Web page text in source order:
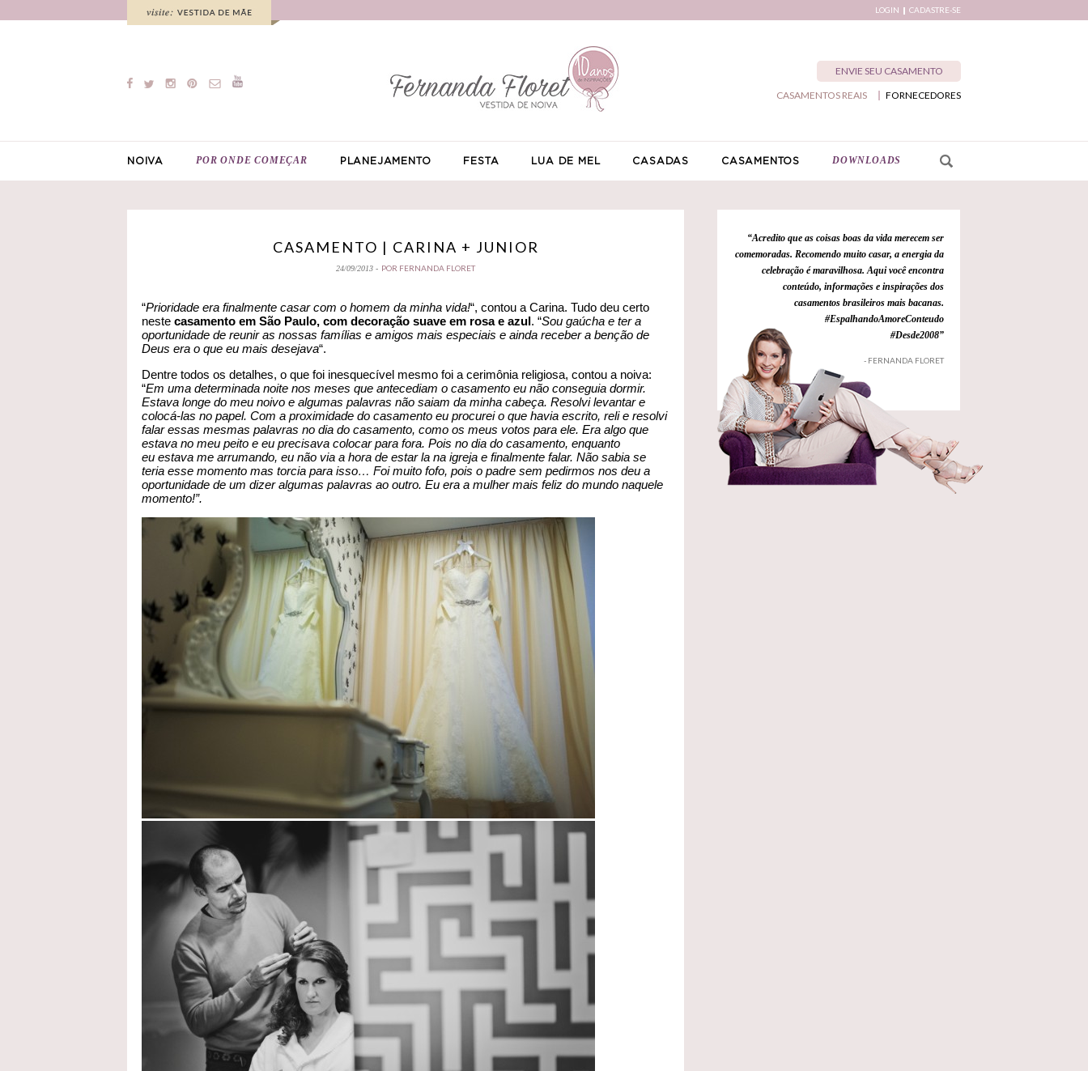
LOGIN CADASTRE-SE
ENVIE SEU CASAMENTO
FORNECEDORES
CASAMENTOS REAIS
NOIVA POR ONDE COMEÇAR PLANEJAMENTO FESTA LUA DE MEL CASADAS CASAMENTOS DOWNLOADS
CASAMENTO | CARINA + JUNIOR
24/09/2013 - POR FERNANDA FLORET
“Prioridade era finalmente casar com o homem da minha vida!“, contou a Carina. Tudo deu certo
neste casamento em São Paulo, com decoração suave em rosa e azul. “Sou gaúcha e ter a
oportunidade de reunir as nossas famílias e amigos mais especiais e ainda receber a benção de
Deus era o que eu mais desejava“.
Dentre todos os detalhes, o que foi inesquecível mesmo foi a cerimônia religiosa, contou a noiva:
“Em uma determinada noite nos meses que antecediam o casamento eu não conseguia dormir.
Estava longe do meu noivo e algumas palavras não saiam da minha cabeça. Resolvi levantar e
colocá-las no papel. Com a proximidade do casamento eu procurei o que havia escrito, reli e resolvi
falar essas mesmas palavras no dia do casamento, como os meus votos para ele. Era algo que
estava no meu peito e eu precisava colocar para fora. Pois no dia do casamento, enquanto
eu estava me arrumando, eu não via a hora de estar la na igreja e finalmente falar. Não sabia se
teria esse momento mas torcia para isso… Foi muito fofo, pois o padre sem pedirmos nos deu a
oportunidade de um dizer algumas palavras ao outro. Eu era a mulher mais feliz do mundo naquele
momento!”.
“Acredito que as coisas boas da vida merecem ser
comemoradas. Recomendo muito casar, a energia da
celebração é maravilhosa. Aqui você encontra
conteúdo, informações e inspirações dos
casamentos brasileiros mais bacanas.
#EspalhandoAmoreConteudo
#Desde2008”
- FERNANDA FLORET